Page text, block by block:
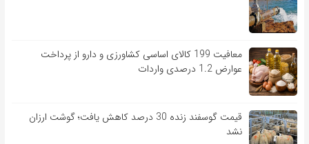
معافیت 199 کالای اساسی کشاورزی و دارو از پرداخت
عوارض 1.2 درصدی واردات
قیمت گوسفند زنده 30 درصد کاهش یافت؛ گوشت ارزان
نشد